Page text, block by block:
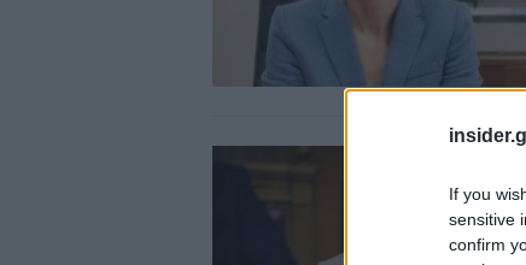
If you
sensitive
confirm